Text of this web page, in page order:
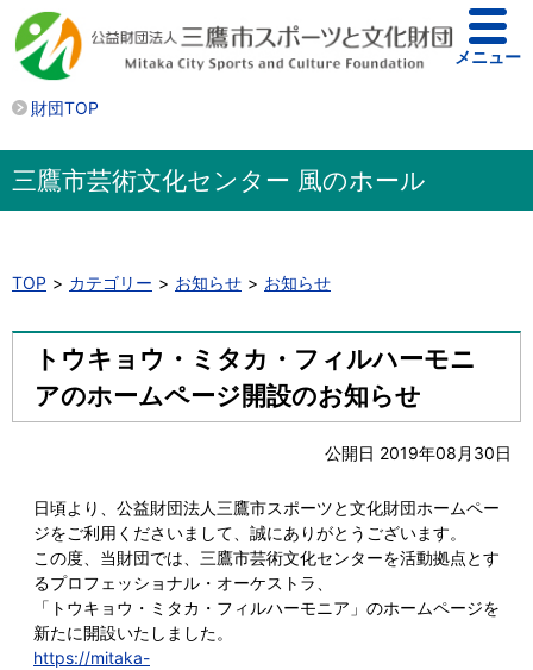
財団TOP
メニュー
三鷹市芸術文化センター 風のホール
TOP カテゴリー お知らせ お知らせ
トウキョウ・ミタカ・フィルハーモニ
アのホームページ開設のお知らせ
公開日 2019年08月30日
日頃より、公益財団法人三鷹市スポーツと文化財団ホームペー
ジをご利用くださいまして、誠にありがとうございます。
この度、当財団では、三鷹市芸術文化センターを活動拠点とす
るプロフェッショナル・オーケストラ、
「トウキョウ・ミタカ・フィルハーモニア」のホームページを
新たに開設いたしました。
https://mitaka-